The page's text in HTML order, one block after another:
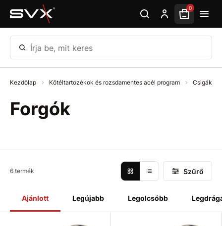
Ugrás az oldal fő részéhez 0
Írja be, mit keres
Kezdőlap Kötéltartozékok és rozsdamentes acél program Csigák
Forgók
Ajánlott Legújabb Legolcsóbb
6 termék Szűrő